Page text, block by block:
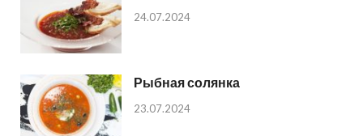
24.07.2024
Рыбная солянка
23.07.2024